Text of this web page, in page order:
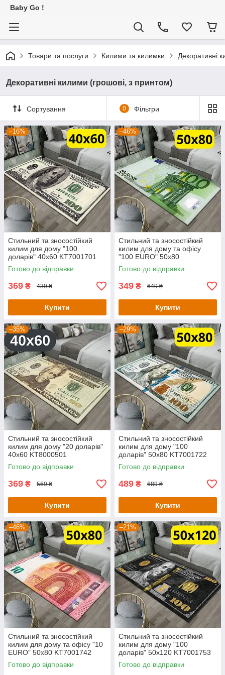
Baby Go !
Товари та послуги Килими та килимки Декоративні
Декоративні килими (грошові, з принтом)
Сортування 0 Фільтри
–16%
Стильний та зносостійкий
килим для дому "100
доларів" 40х60 KT7001701
Готово до відправки
369 ₴ 439 ₴
Купити
–46%
Стильний та зносостійкий
килим для дому та офісу
"100 EURO" 50х80
KT7001732
Готово до відправки
349 ₴ 649 ₴
Купити
–35%
Стильний та зносостійкий
килим для дому "20 доларів"
40х60 KT8000501
Готово до відправки
369 ₴ 569 ₴
Купити
–29%
Стильний та зносостійкий
килим для дому "100
доларів" 50х80 KT7001722
Готово до відправки
489 ₴ 689 ₴
Купити
–46%
Стильний та зносостійкий
килим для дому та офісу "10
EURO" 50х80 KT7001742
Готово до відправки
–21%
Стильний та зносостійкий
килим для дому "100
доларів" 50х120 KT7001753
Готово до відправки